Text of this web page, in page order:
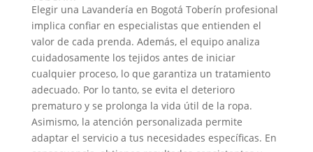
Elegir una Lavandería en Bogotá Toberín profesional
implica confiar en especialistas que entienden el
valor de cada prenda. Además, el equipo analiza
cuidadosamente los tejidos antes de iniciar
cualquier proceso, lo que garantiza un tratamiento
adecuado. Por lo tanto, se evita el deterioro
prematuro y se prolonga la vida útil de la ropa.
Asimismo, la atención personalizada permite
adaptar el servicio a tus necesidades específicas. En